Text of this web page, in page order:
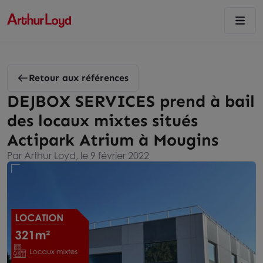
Retour aux références
DEJBOX SERVICES prend à bail
des locaux mixtes situés
Actipark Atrium à Mougins
Par Arthur Loyd, le 9 février 2022